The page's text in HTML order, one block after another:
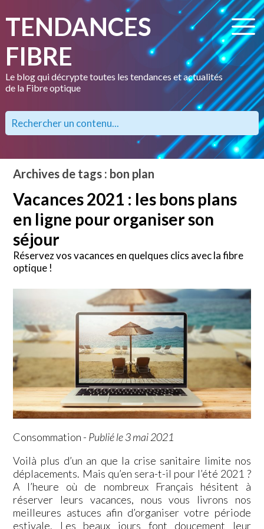
TENDANCES
FIBRE
Le blog qui décrypte toutes les tendances et actualités
de la Fibre optique
Archives de tags : bon plan
Vacances 2021 : les bons plans
en ligne pour organiser son
séjour
Réservez vos vacances en quelques clics avec la fibre
optique !
Consommation - Publié le 3 mai 2021
Voilà plus d’un an que la crise sanitaire limite nos
déplacements. Mais qu’en sera-t-il pour l’été 2021 ?
A l’heure où de nombreux Français hésitent à
réserver leurs vacances, nous vous livrons nos
meilleures astuces afin d’organiser votre période
estivale. Les beaux jours font doucement leur